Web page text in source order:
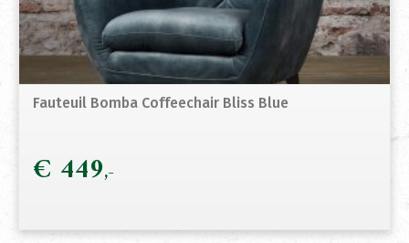
Fauteuil Bomba Coffeechair Bliss Blue
€ 449